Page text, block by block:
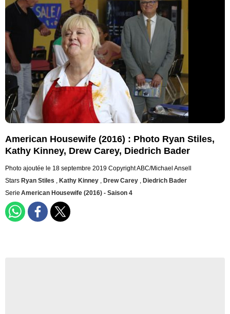
American Housewife (2016) : Photo Ryan Stiles,
Kathy Kinney, Drew Carey, Diedrich Bader
Photo ajoutée le 18 septembre 2019 Copyright ABC/Michael Ansell
Stars Ryan Stiles , Kathy Kinney , Drew Carey , Diedrich Bader
Serie American Housewife (2016) - Saison 4